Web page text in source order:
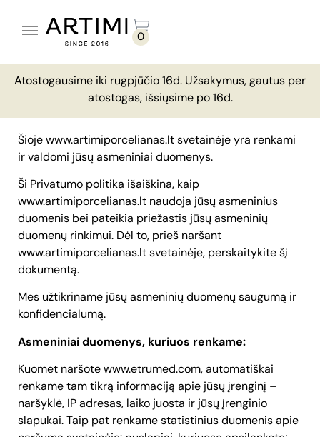
Atostogausime iki rugpjūčio 16d. Užsakymus, gautus per
atostogas, išsiųsime po 16d.
0
pradžia/ privatumo politika
Privatumo politika
Šioje www.artimiporcelianas.lt svetainėje yra renkami
ir valdomi jūsų asmeniniai duomenys.
Ši Privatumo politika išaiškina, kaip
www.artimiporcelianas.lt naudoja jūsų asmeninius
duomenis bei pateikia priežastis jūsų asmeninių
duomenų rinkimui. Dėl to, prieš naršant
www.artimiporcelianas.lt svetainėje, perskaitykite šį
dokumentą.
Mes užtikriname jūsų asmeninių duomenų saugumą ir
konfidencialumą.
Asmeniniai duomenys, kuriuos renkame:
Kuomet naršote www.etrumed.com, automatiškai
renkame tam tikrą informaciją apie jūsų įrenginį –
naršyklė, IP adresas, laiko juosta ir jūsų įrenginio
slapukai. Taip pat renkame statistinius duomenis apie